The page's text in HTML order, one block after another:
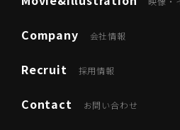
Company 会社情報
Recruit 採用情報
Contact お問い合わせ